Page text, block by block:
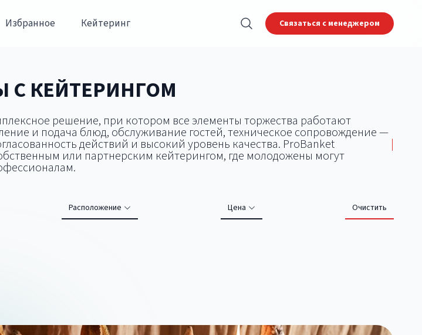
Избранное Кейтеринг Связаться с менеджером
КЕЙТЕРИНГОМ
решение, при котором все элементы торжества работают
и подача блюд, обслуживание гостей, техническое сопровождение —
действий и высокий уровень качества. ProBanket
или партнерским кейтерингом, где молодожены могут
|
Расположение Цена Очистить